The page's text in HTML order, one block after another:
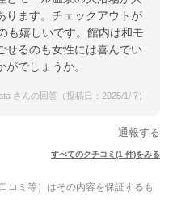
ります。チェックアウトが
も嬉しいです。館内は和モ
せるのも女性には喜んでい
でしょうか。
さんの回答（投稿日：2025/1/ 7）
通報する
すべてのクチコミ(1 件)をみる
コミ等）はその内容を保証するも